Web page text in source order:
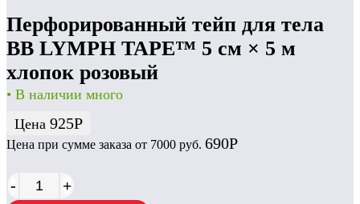
Перфорированный тейп для тела
BB LYMPH TAPE™ 5 см × 5 м
хлопок розовый
• В наличии много
Цена 925Р
Цена при сумме заказа от 7000 руб. 690Р
- +